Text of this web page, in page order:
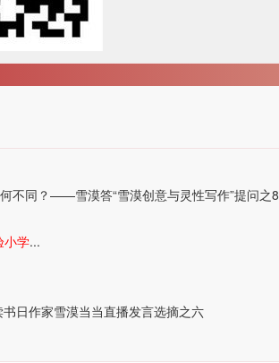
不同？——雪漠答“雪漠创意与灵性写作”提问之8
小学...
日作家雪漠当当直播发言选摘之六